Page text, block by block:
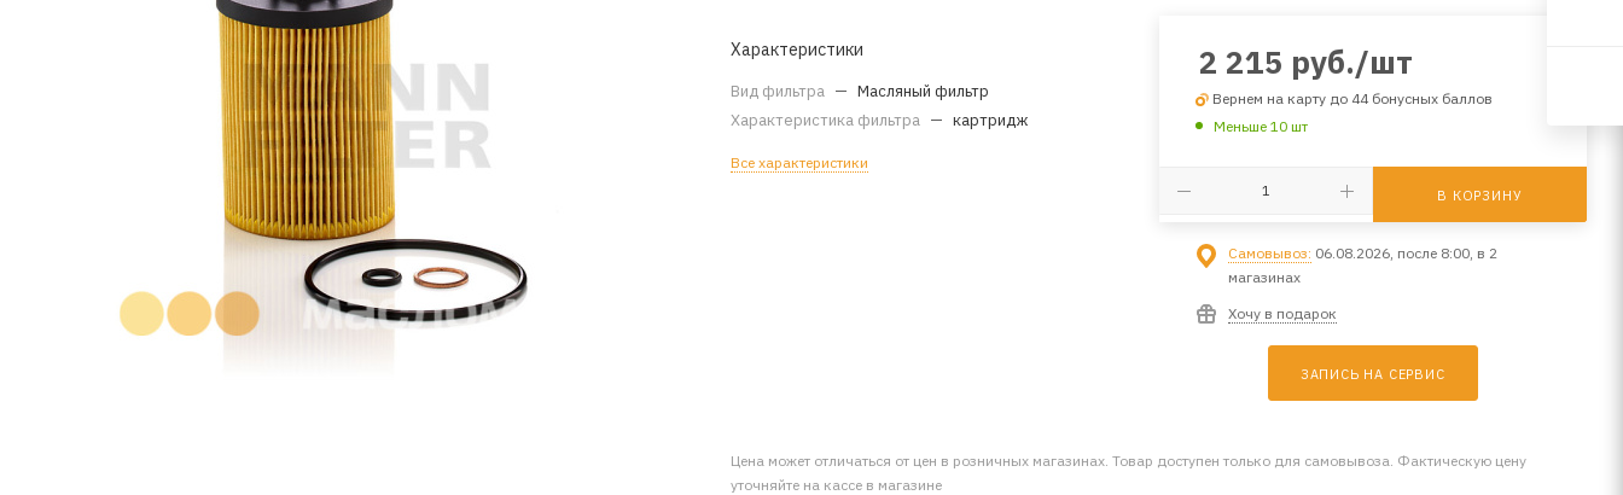
Характеристики
Вид фильтра — Масляный фильтр
Характеристика фильтра — картридж
Все характеристики
2 215 руб./шт
Вернем на карту до 44 бонусных баллов
Меньше 10 шт
В КОРЗИНУ
Самовывоз: 06.08.2026, после 8:00, в 2
магазинах
Хочу в подарок
ЗАПИСЬ НА СЕРВИС
Цена может отличаться от цен в розничных магазинах. Товар доступен только для самовывоза. Фактическую цену
уточняйте на кассе в магазине